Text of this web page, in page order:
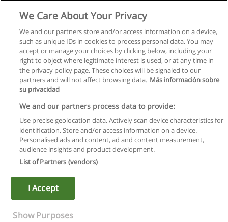
Regras de uso
Privacidade de dados
Copyright © Educaedu Business S.L. - CIF : B-95610580: -
We Care About Your Privacy
We and our partners store and/or access information on a device,
such as unique IDs in cookies to process personal data. You may
accept or manage your choices by clicking below, including your
right to object where legitimate interest is used, or at any time in
the privacy policy page. These choices will be signaled to our
partners and will not affect browsing data. Más información sobre
su privacidad
We and our partners process data to provide:
Use precise geolocation data. Actively scan device characteristics for
identification. Store and/or access information on a device.
Personalised ads and content, ad and content measurement,
audience insights and product development.
List of Partners (vendors)
I Accept
Show Purposes